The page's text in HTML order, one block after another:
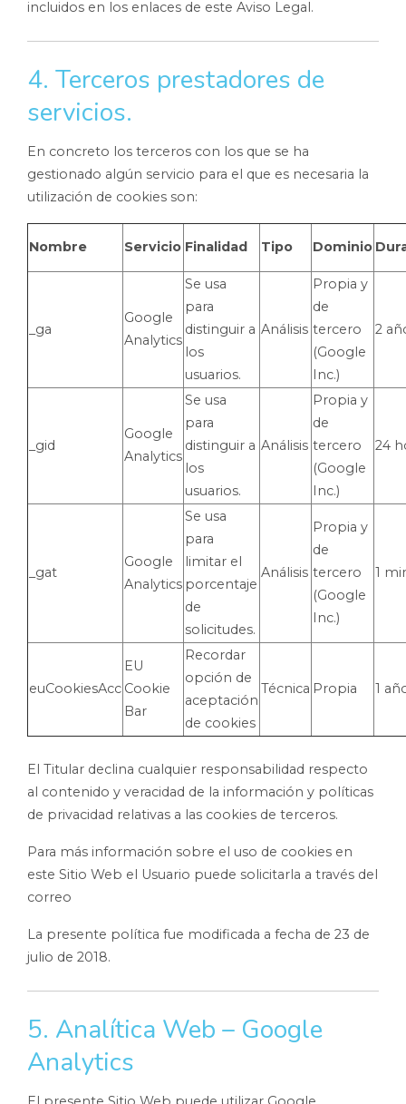
incluidos en los enlaces de este Aviso Legal.
4. Terceros prestadores de
servicios.
En concreto los terceros con los que se ha
gestionado algún servicio para el que es necesaria la
utilización de cookies son:
Nombre Servicio Finalidad Tipo Dominio
_ga
Google
Analytics
Se usa
para
distinguir a
los
usuarios.
Análisis
Propia y
de
tercero
(Google
Inc.)
2
_gid
Google
Analytics
Se usa
para
distinguir a
los
usuarios.
Análisis
Propia y
de
tercero
(Google
Inc.)
24
_gat
Google
Analytics
Se usa
para
limitar el
porcentaje
de
solicitudes.
Análisis
Propia y
de
tercero
(Google
Inc.)
1
euCookiesAcc
EU
Cookie
Bar
Recordar
opción de
aceptación
de cookies
Técnica Propia 1
El Titular declina cualquier responsabilidad respecto
al contenido y veracidad de la información y políticas
de privacidad relativas a las cookies de terceros.
Para más información sobre el uso de cookies en
este Sitio Web el Usuario puede solicitarla a través del
correo
La presente política fue modificada a fecha de 23 de
julio de 2018.
5. Analítica Web – Google
Analytics